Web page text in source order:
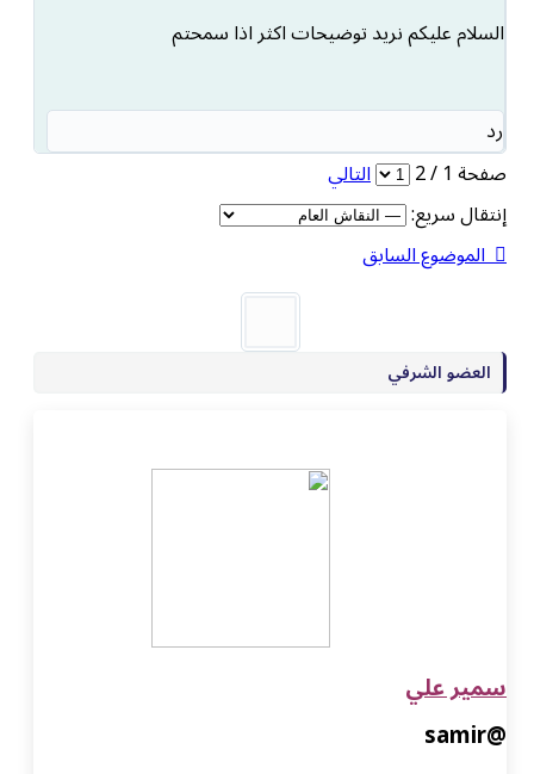
السلام عليكم نريد توضيحات اكثر اذا سمحتم
رد
صفحة 1 / 2
التالي
إنتقال سريع:
الموضوع السابق
العضو الشرفي
سمير علي
@samir